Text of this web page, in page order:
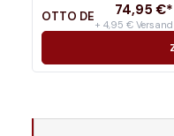
OTTO DE 74,95 €*
+ 4,95 € Versand